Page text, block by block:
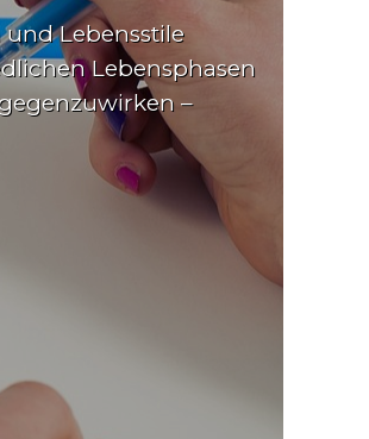
Lebensstile
Lebensphasen
–